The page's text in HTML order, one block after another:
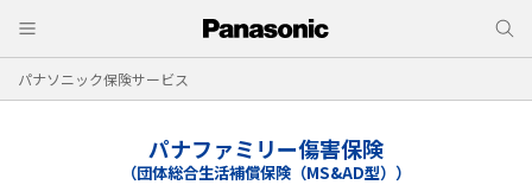
パナソニック保険サービス
パナファミリー傷害保険
（団体総合生活補償保険（MS&AD型））